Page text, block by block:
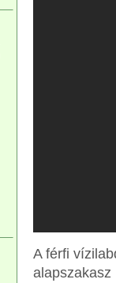
A férfi
alapszakasz